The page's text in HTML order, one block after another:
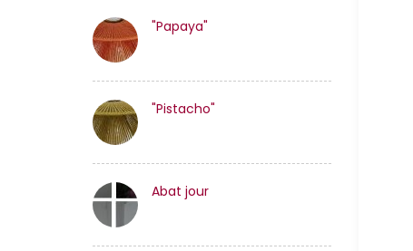
"Papaya"
"Pistacho"
Abat jour